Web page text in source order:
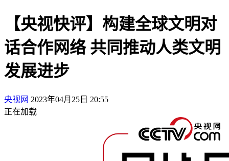
【央视快评】构建全球文明对
话合作网络 共同推动人类文明
发展进步
央视网 2023年04月25日 20:55
正在加载